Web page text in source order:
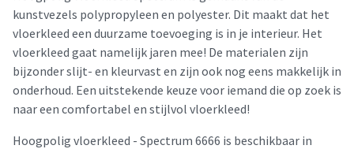
kunstvezels polypropyleen en polyester. Dit maakt dat het
vloerkleed een duurzame toevoeging is in je interieur. Het
vloerkleed gaat namelijk jaren mee! De materialen zijn
bijzonder slijt- en kleurvast en zijn ook nog eens makkelijk in
onderhoud. Een uitstekende keuze voor iemand die op zoek is
naar een comfortabel en stijlvol vloerkleed!
Hoogpolig vloerkleed - Spectrum 6666 is beschikbaar in